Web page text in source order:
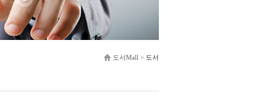
도서Mall > 도서